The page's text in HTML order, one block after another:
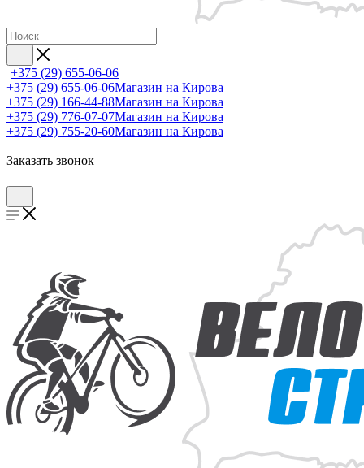
+375 (29) 655-06-06
+375 (29) 655-06-06Магазин на Кирова
+375 (29) 166-44-88Магазин на Кирова
+375 (29) 776-07-07Магазин на Кирова
+375 (29) 755-20-60Магазин на Кирова
Заказать звонок